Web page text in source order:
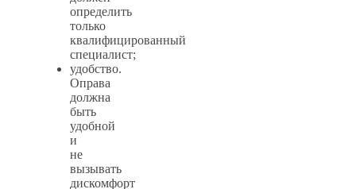
определить
только
квалифицированный
специалист;
удобство.
Оправа
должна
быть
удобной
и
не
вызывать
дискомфорт